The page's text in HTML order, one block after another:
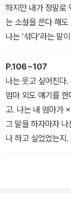
않아서 소풍 내내
그날 저녁 아이는 거
나에게 내밀었다. 나
스케치북엔 형체를
북 한 면을 검은 물
어가는 내 얼굴을
“엄마. 이게 오늘 갔
하지만 내가 정말로
는 소설을 쓴다 해도
나는 ‘섞다’라는 말
P.106~107
나는 웃고 싶어진다
엄마 외도 얘기를
고. 나는 내 엄마가
그 말을 하자마자
나 하고 싶었었는지
치고 싶었었는지 그